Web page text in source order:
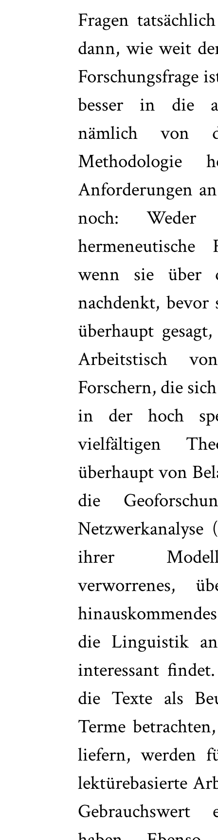
Fragen
dann, wie weit
Forschungsfrage
besser in die
nämlich von
Methodologie
Anforderungen
noch:
hermeneutische
wenn sie über
nachdenkt,
überhaupt
Arbeitstisch
Forschern, die
in der hoch
vielfältigen
überhaupt von
die
ihrer
verworrenes,
die Linguistik
interessant
die Texte als
Terme
liefern, werden
lektürebasierte
Gebrauchswert